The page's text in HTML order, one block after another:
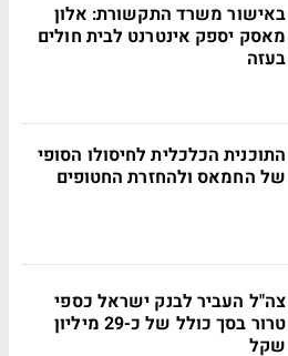
באישור משרד התקשורת: אלון
מאסק יספק אינטרנט לבית חולים
בעזה
התוכנית הכלכלית לחיסולו הסופי
של החמאס ולהחזרת החטופים
צה"ל העביר לבנק ישראל כספי
טרור בסך כולל של כ-29 מיליון
שקל